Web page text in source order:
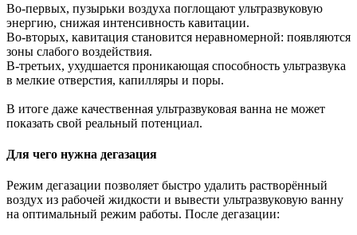
Во-первых, пузырьки воздуха поглощают ультразвуковую
энергию, снижая интенсивность кавитации.
Во-вторых, кавитация становится неравномерной: появляются
зоны слабого воздействия.
В-третьих, ухудшается проникающая способность ультразвука
в мелкие отверстия, капилляры и поры.
В итоге даже качественная ультразвуковая ванна не может
показать свой реальный потенциал.
Для чего нужна дегазация
Режим дегазации позволяет быстро удалить растворённый
воздух из рабочей жидкости и вывести ультразвуковую ванну
на оптимальный режим работы. После дегазации: